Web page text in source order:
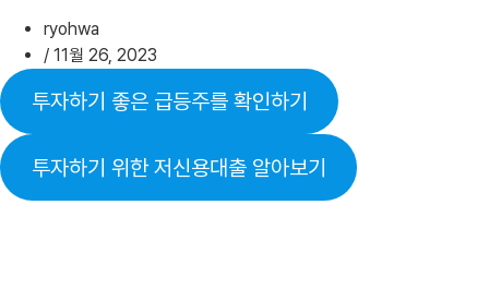
ryohwa
/ 11월 26, 2023
투자하기 좋은 급등주를 확인하기
투자하기 위한 저신용대출 알아보기